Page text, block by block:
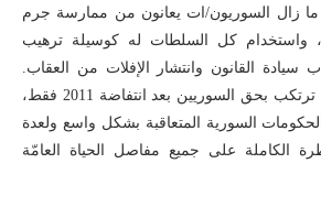
ما زال السوريون/ات يعانون من ممارسة جرم
واستخدام كل السلطات له كوسيلة ترهيب
القانون وانتشار الإفلات من العقاب.
علماً أن هذه الجريمة لم ترتكب بحق السوريين بعد انتفاضة 2011 فقط،
السورية المتعاقبة بشكل واسع ولعدة
الكاملة على جميع مفاصل الحياة العامّة